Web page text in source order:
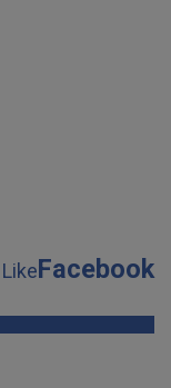
LikeFacebook